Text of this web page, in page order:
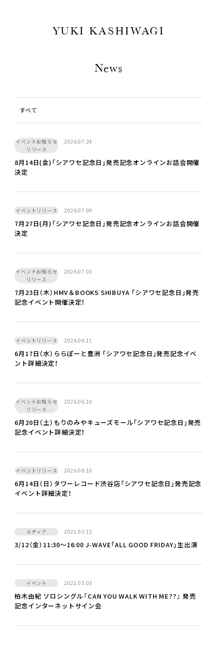
YUKI KASHIWAGI
News
すべて
イベントお知らせ
リリース
2026.07.24
8月14日(金)「シアワセ記念日」発売記念オンラインお話会開催
決定
イベントリリース 2026.07.09
7月27日(月)「シアワセ記念日」発売記念オンラインお話会開催
決定
イベントお知らせ
リリース
2026.07.03
7月23日（木）HMV＆BOOKS SHIBUYA 「シアワセ記念日」発売
記念イベント開催決定！
イベントリリース 2026.06.11
6月17日（水）ららぽーと豊洲 「シアワセ記念日」発売記念イベ
ント詳細決定！
イベントお知らせ
リリース
2026.06.10
6月20日（土）もりのみやキューズモール「シアワセ記念日」発売
記念イベント詳細決定！
イベントリリース 2026.06.10
6月14日（日）タワーレコード渋谷店「シアワセ記念日」発売記念
イベント詳細決定！
メディア 2021.03.12
3/12（金）11:30〜16:00 J-WAVE「ALL GOOD FRIDAY」生出演
イベント 2021.03.03
柏木由紀 ソロシングル『CAN YOU WALK WITH ME??』 発売
記念インターネットサイン会